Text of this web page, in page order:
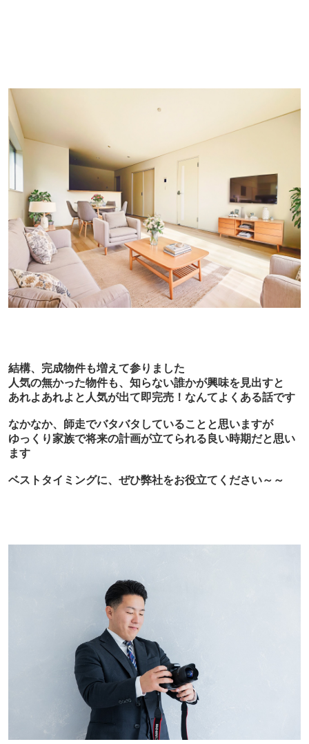
結構、完成物件も増えて参りました
人気の無かった物件も、知らない誰かが興味を見出すと
あれよあれよと人気が出て即完売！なんてよくある話です
なかなか、師走でバタバタしていることと思いますが
ゆっくり家族で将来の計画が立てられる良い時期だと思い
ます
ベストタイミングに、ぜひ弊社をお役立てください～～